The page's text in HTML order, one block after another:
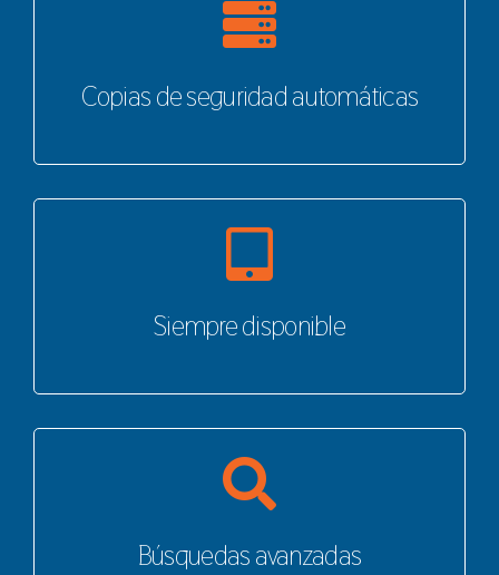
Copias de seguridad automáticas
Siempre disponible
Búsquedas avanzadas